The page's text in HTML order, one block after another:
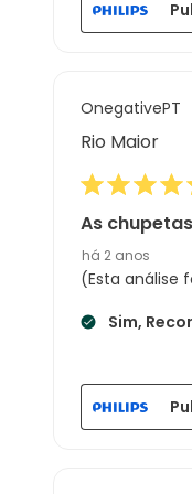
OnegativePT
Rio Maior
As
há 2 anos
(Esta análise
Sim,